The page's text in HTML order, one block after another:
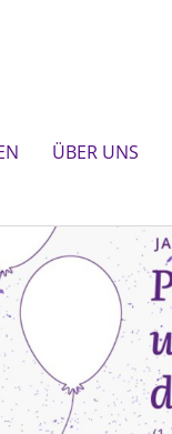
ÜBER UNS